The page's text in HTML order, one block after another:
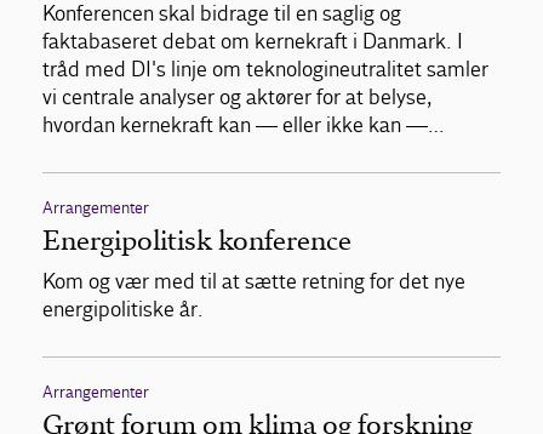
Konferencen skal bidrage til en saglig og
faktabaseret debat om kernekraft i Danmark. I
tråd med DI's linje om teknologineutralitet samler
vi centrale analyser og aktører for at belyse,
hvordan kernekraft kan — eller ikke kan —…
Arrangementer
Energipolitisk konference
Kom og vær med til at sætte retning for det nye
energipolitiske år.
Arrangementer
Grønt forum om klima og forskning